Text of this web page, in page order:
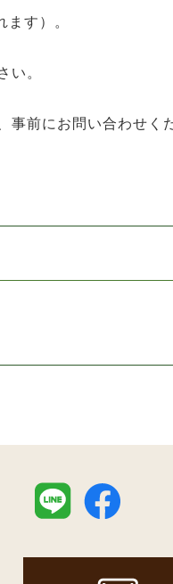
す）。
。
事前にお問い合わせく